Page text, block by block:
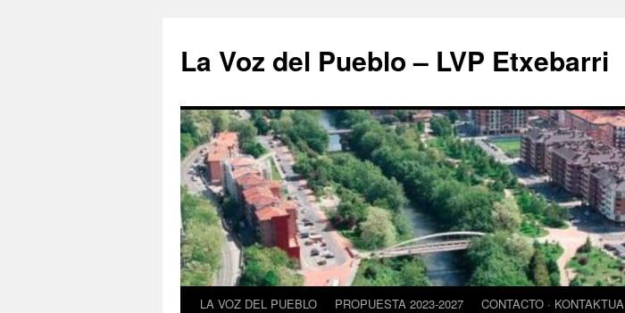
contenido
La Voz del Pueblo – LVP Etxebarri
LA VOZ DEL PUEBLO PROPUESTA 2023-2027 CONTACTO · KONTAKTUA